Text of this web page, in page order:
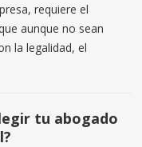
requiere el
aunque no sean
la legalidad, el
tu abogado